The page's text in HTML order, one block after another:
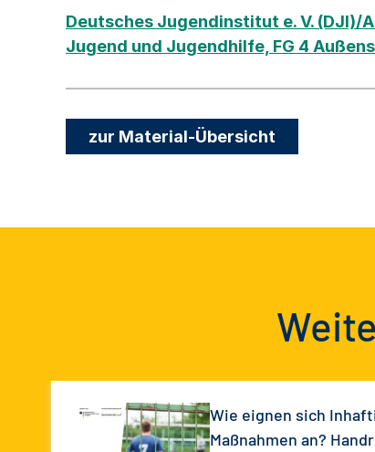
Deutsches Jugendinstitut e. V. (DJI)/
Jugend und Jugendhilfe, FG 4
zur Material-Übersicht
Wie eignen sich
Maßnahmen an?